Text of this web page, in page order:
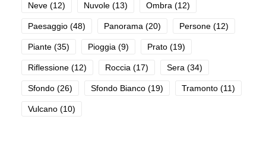
Neve (12) Nuvole (13) Ombra (12)
Paesaggio (48) Panorama (20) Persone (12)
Piante (35) Pioggia (9) Prato (19)
Riflessione (12) Roccia (17) Sera (34)
Sfondo (26) Sfondo Bianco (19) Tramonto (11)
Vulcano (10)